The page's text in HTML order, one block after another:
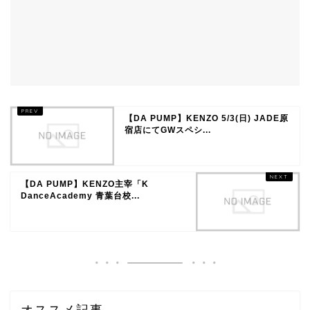
【DA PUMP】KENZO 5/3(日) JADE原
宿店にてGWスペシ...
【DA PUMP】KENZO主宰「K
DanceAcademy 青葉台校...